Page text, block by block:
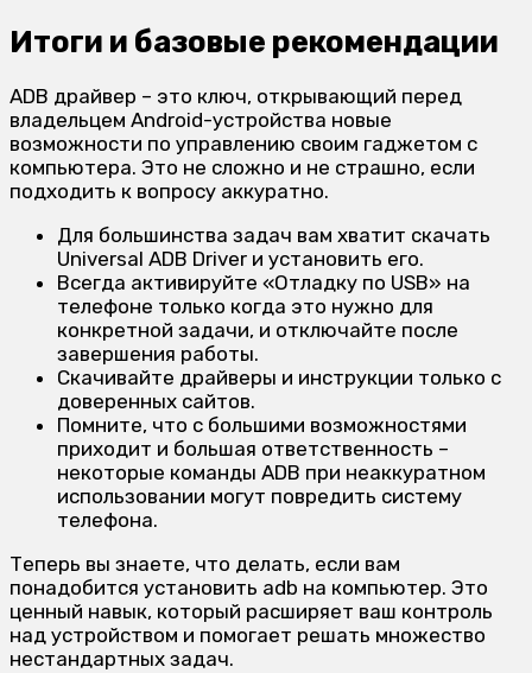
Итоги и базовые рекомендации
ADB драйвер – это ключ, открывающий перед
владельцем Android-устройства новые
возможности по управлению своим гаджетом с
компьютера. Это не сложно и не страшно, если
подходить к вопросу аккуратно.
Для большинства задач вам хватит скачать
Universal ADB Driver и установить его.
Всегда активируйте «Отладку по USB» на
телефоне только когда это нужно для
конкретной задачи, и отключайте после
завершения работы.
Скачивайте драйверы и инструкции только с
доверенных сайтов.
Помните, что с большими возможностями
приходит и большая ответственность –
некоторые команды ADB при неаккуратном
использовании могут повредить систему
телефона.
Теперь вы знаете, что делать, если вам
понадобится установить adb на компьютер. Это
ценный навык, который расширяет ваш контроль
над устройством и помогает решать множество
нестандартных задач.